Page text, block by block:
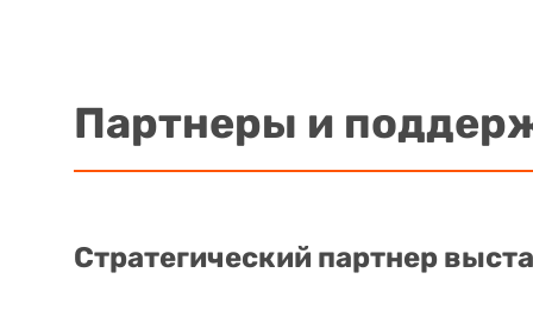
Партнеры и
Стратегический партнер